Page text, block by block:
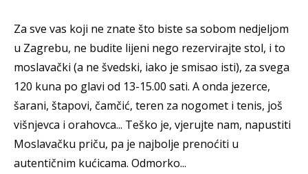
Za sve vas koji ne znate što biste sa sobom nedjeljom
u Zagrebu, ne budite lijeni nego rezervirajte stol, i to
moslavački (a ne švedski, iako je smisao isti), za svega
120 kuna po glavi od 13-15.00 sati. A onda jezerce,
šarani, štapovi, čamčić, teren za nogomet i tenis, još
višnjevca i orahovca... Teško je, vjerujte nam, napustiti
Moslavačku priču, pa je najbolje prenoćiti u
autentičnim kućicama. Odmorko...